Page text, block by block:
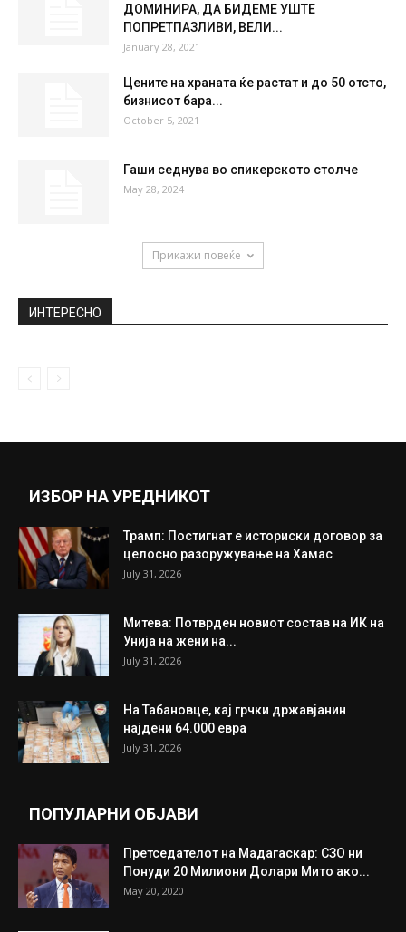
ДОМИНИРА, ДА БИДЕМЕ УШТЕ
ПОПРЕТПАЗЛИВИ, ВЕЛИ...
January 28, 2021
Цените на храната ќе растат и до 50 отсто,
бизнисот бара...
October 5, 2021
Гаши седнува во спикерското столче
May 28, 2024
Прикажи повеќе
ИНТЕРЕСНО
ИЗБОР НА УРЕДНИКОТ
Трамп: Постигнат е историски договор за
целосно разоружување на Хамас
July 31, 2026
Митева: Потврден новиот состав на ИК на
Унија на жени на...
July 31, 2026
На Табановце, кај грчки државјанин
најдени 64.000 евра
July 31, 2026
ПОПУЛАРНИ ОБЈАВИ
Претседателот на Мадагаскар: СЗО ни
Понуди 20 Милиони Долари Мито ако...
May 20, 2020